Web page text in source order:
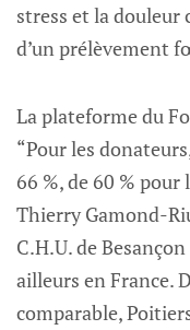
stress et la douleur
d’un prélèvement
La plateforme du
“Pour les
66 %, de 60 %
Thierry Gamond-
C.H.U. de
ailleurs en France.
comparable,